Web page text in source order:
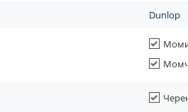
Dunlop